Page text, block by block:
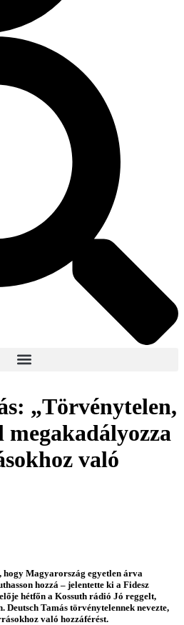
„Törvénytelen,
megakadályozza
való
Magyarország egyetlen árva
hozzá – jelentette ki a Fidesz
hétfőn a Kossuth rádió Jó reggelt,
Tamás törvénytelennek nevezte,
való hozzáférést.